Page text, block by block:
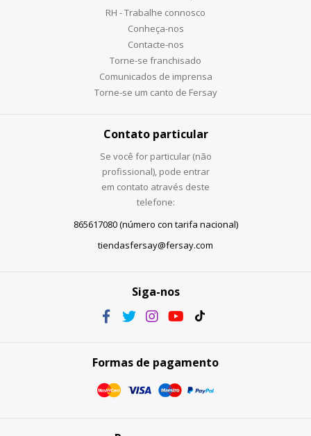
RH - Trabalhe connosco
Conheça-nos
Contacte-nos
Torne-se franchisado
Comunicados de imprensa
Torne-se um canto de Fersay
Contato particular
Se você for particular (não
profissional), pode entrar
em contato através deste
telefone:
865617080 (número con tarifa nacional)
tiendasfersay@fersay.com
Siga-nos
Formas de pagamento